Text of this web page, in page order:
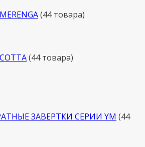
44 товара
44 товара
ЗАВЕРТКИ СЕРИИ YM 44